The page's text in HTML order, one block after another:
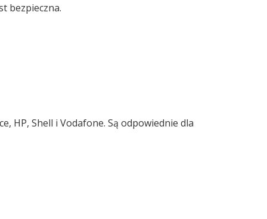
bezpieczna.
HP, Shell i Vodafone. Są odpowiednie dla